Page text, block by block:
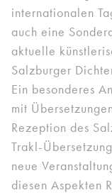
internationalen
auch eine
aktuelle
Salzburger
Ein besonderes
mit
Rezeption des
Trakl-
neue
diesen Aspekten